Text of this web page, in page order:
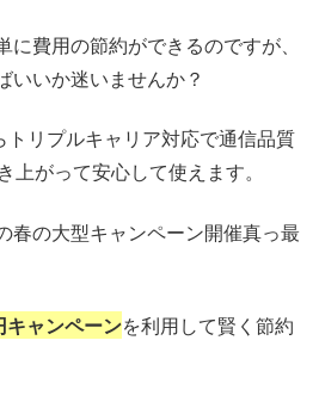
費用の節約ができるのですが、
いいか迷いませんか？
リプルキャリア対応で通信品質
上がって安心して使えます。
春の大型キャンペーン開催真っ最
キャンペーンを利用して賢く節約